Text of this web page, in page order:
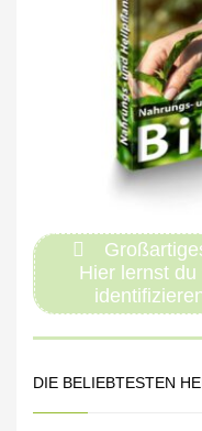
Hier lernst
DIE BELIEBTESTEN